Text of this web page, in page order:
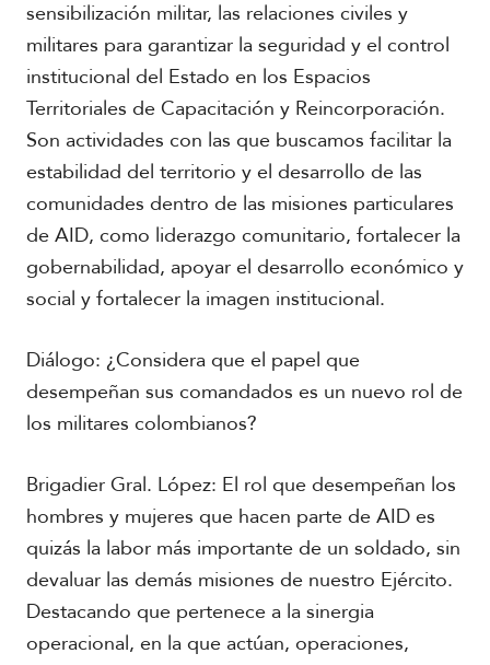
sensibilización militar, las relaciones civiles y
militares para garantizar la seguridad y el control
institucional del Estado en los Espacios
Territoriales de Capacitación y Reincorporación.
Son actividades con las que buscamos facilitar la
estabilidad del territorio y el desarrollo de las
comunidades dentro de las misiones particulares
de AID, como liderazgo comunitario, fortalecer la
gobernabilidad, apoyar el desarrollo económico y
social y fortalecer la imagen institucional.
Diálogo: ¿Considera que el papel que
desempeñan sus comandados es un nuevo rol de
los militares colombianos?
Brigadier Gral. López: El rol que desempeñan los
hombres y mujeres que hacen parte de AID es
quizás la labor más importante de un soldado, sin
devaluar las demás misiones de nuestro Ejército.
Destacando que pertenece a la sinergia
operacional, en la que actúan, operaciones,